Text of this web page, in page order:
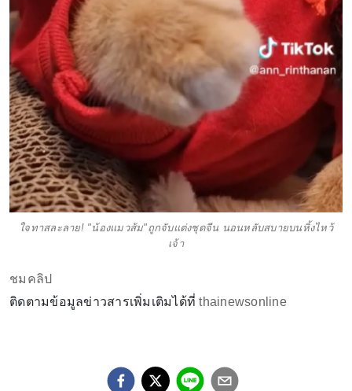
ใจทาสละลาย! "น้องแมวส้ม"ถูกจับแต่งชุดจีน นอนหลับสบายบนหิ้งไหว้
เจ้า
ชมคลิป
ติดตามข้อมูลข่าวสารเพิ่มเติมได้ที่thainewsonline